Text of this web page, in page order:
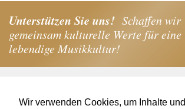
Wir verwenden Cookies, um Inhalte und
Unterstützen Sie uns! Schaffen wir
gemeinsam kulturelle Werte für eine
lebendige Musikkultur!